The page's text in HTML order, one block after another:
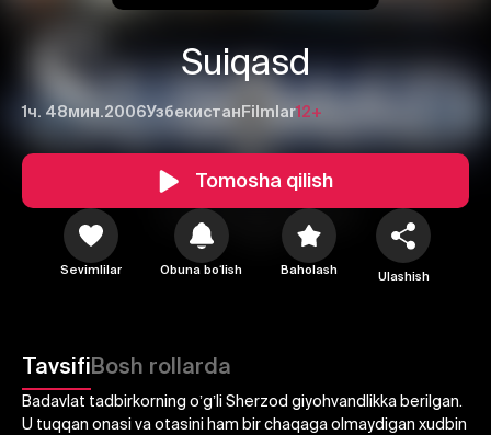
Suiqasd
1ч. 48мин.2006Узбекистан Filmlar12+
Tomosha qilish
Sevimlilar Obuna boʻlish Baholash Ulashish
TavsifiBosh rollarda
Badavlat tadbirkorning oʼgʼli Sherzod giyohvandlikka berilgan.
U tuqqan onasi va otasini ham bir chaqaga olmaydigan xudbin
Bekor qilish Tizimga kirish